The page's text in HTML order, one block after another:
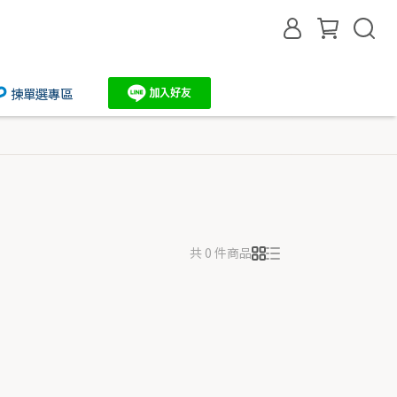
揀單選專區
共 0 件商品